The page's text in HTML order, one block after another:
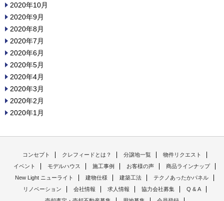
2020年10月
2020年9月
2020年8月
2020年7月
2020年6月
2020年5月
2020年4月
2020年3月
2020年2月
2020年1月
コンセプト クレフィードとは？ 分譲地一覧
物件リクエスト
イベント
モデルハウス 施工事例 お客様の声
商品ラインナップ
New Light ニューライト
建物仕様 建築工法
テクノあったかパネル
リノベーション
会社情報 求人情報 協力会社募集
Q & A